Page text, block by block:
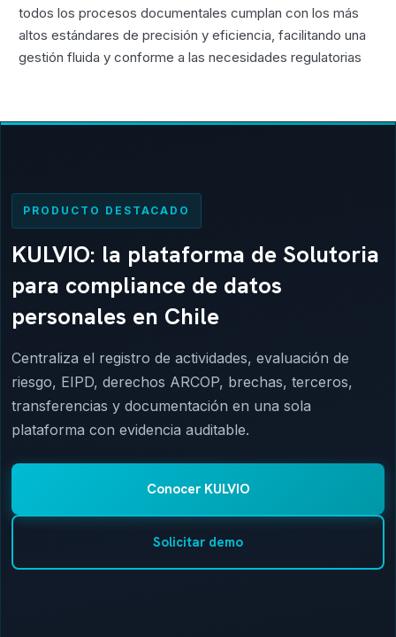
todos los procesos documentales cumplan con los más
altos estándares de precisión y eficiencia, facilitando una
gestión fluida y conforme a las necesidades regulatorias
PRODUCTO DESTACADO
KULVIO: la plataforma de Solutoria
para compliance de datos
personales en Chile
Centraliza el registro de actividades, evaluación de
riesgo, EIPD, derechos ARCOP, brechas, terceros,
transferencias y documentación en una sola
plataforma con evidencia auditable.
Conocer KULVIO
Solicitar demo